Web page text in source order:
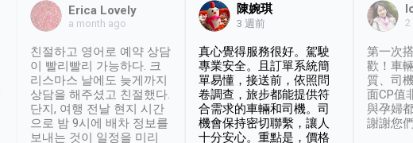
Erica Lovely
a month ago
친절하고 영어로 예약 상담
이 빨리빨리 가능하다. 크
리스마스 날에도 늦게까지
상담을 해주셨고 친절했다.
단지, 여행 전날 현지 시간
으로 밤 9시에 배차 정보를
보내는 것이 일정을 미리
陳婉琪
3 週前
真心覺得服務很好。駕駛
專業安全。且訂單系統簡
單易懂，接送前，依照問
卷調查，旅步都能提供符
合需求的車輛和司機。司
機會保持密切聯繫，讓人
十分安心。重點是，價格
2
第一次
歡！車
質、司
面CP值
與孕婦
謝謝您